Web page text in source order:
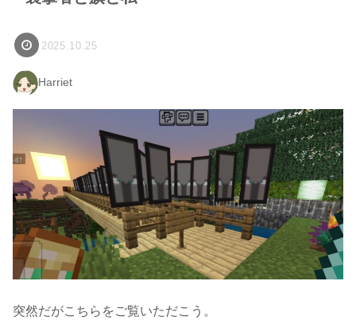
2025.10.25
Harriet
突然だがこちらをご覧いただこう。